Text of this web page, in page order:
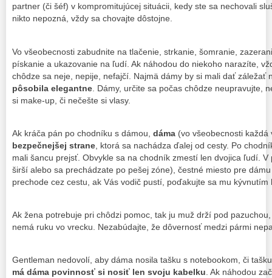
partner (či šéf) v kompromitujúcej situácii, kedy ste sa nechovali
nikto nepozná, vždy sa chovajte dôstojne.
Vo všeobecnosti zabudnite na tlačenie, strkanie, šomranie,
pískanie a ukazovanie na ľudí. Ak náhodou do niekoho narazíte,
chôdze sa neje, nepije, nefajčí. Najmä dámy by si mali dať záležať
pôsobila elegantne . Dámy, určite sa počas chôdze neupravujte,
si make-up, či nečešte si vlasy.
Ak kráča pán po chodníku s dámou, dáma (vo všeobecnosti
bezpečnejšej strane , ktorá sa nachádza ďalej od cesty. Po
mali šancu prejsť. Obvykle sa na chodník zmestí len dvojica ľudí.
širší alebo sa prechádzate po pešej zóne), čestné miesto pre
prechode cez cestu, ak Vás vodič pustí, poďakujte sa mu kývnutím
Ak žena potrebuje pri chôdzi pomoc, tak ju muž drží pod
nemá ruku vo vrecku. Nezabúdajte, že dôvernosť medzi pármi
Gentleman nedovolí, aby dáma nosila tašku s notebookom, či
má dáma povinnosť si nosiť len svoju kabelku. Ak náhodou